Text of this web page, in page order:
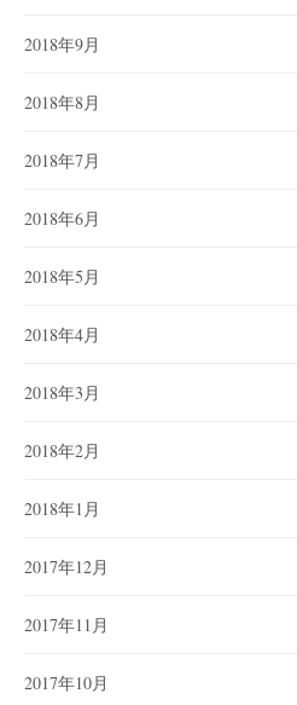
2018年9月
2018年8月
2018年7月
2018年6月
2018年5月
2018年4月
2018年3月
2018年2月
2018年1月
2017年12月
2017年11月
2017年10月